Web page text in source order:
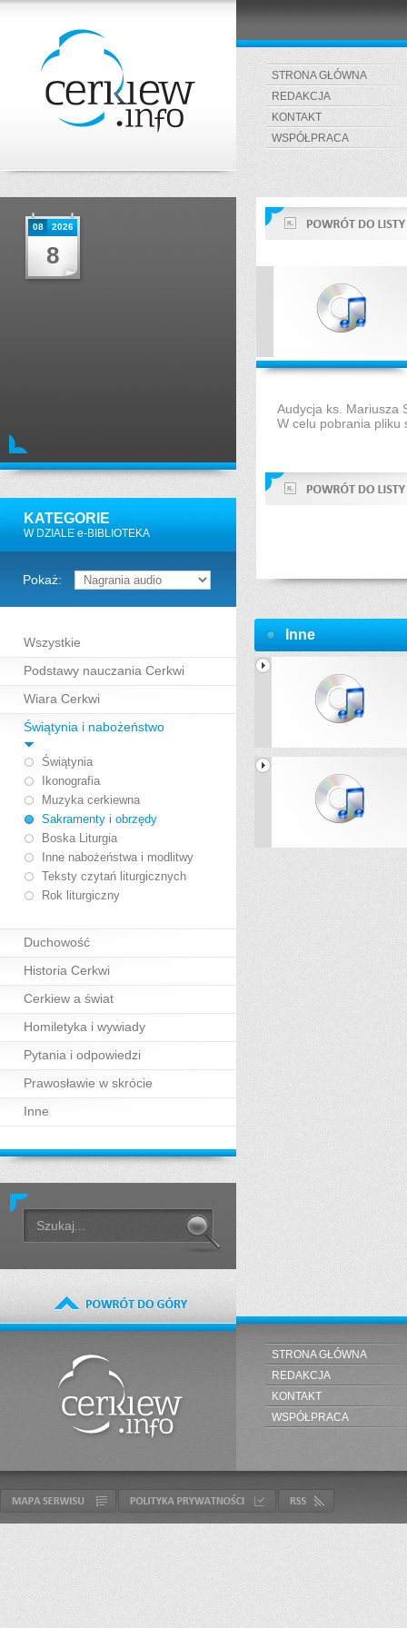
STRONA GŁÓWNA
REDAKCJA
KONTAKT
WSPÓŁPRACA
08 2026
8
KATEGORIE
W DZIALE e-BIBLIOTEKA
Pokaż:
Wszystkie
Podstawy nauczania Cerkwi
Wiara Cerkwi
Świątynia i nabożeństwo
Świątynia
Ikonografia
Muzyka cerkiewna
Sakramenty i obrzędy
Boska Liturgia
Inne nabożeństwa i modlitwy
Teksty czytań liturgicznych
Rok liturgiczny
Duchowość
Historia Cerkwi
Cerkiew a świat
Homiletyka i wywiady
Pytania i odpowiedzi
Prawosławie w skrócie
Inne
Audycja ks. Mariusza
W celu pobrania pliku
Inne
STRONA GŁÓWNA
REDAKCJA
KONTAKT
WSPÓŁPRACA